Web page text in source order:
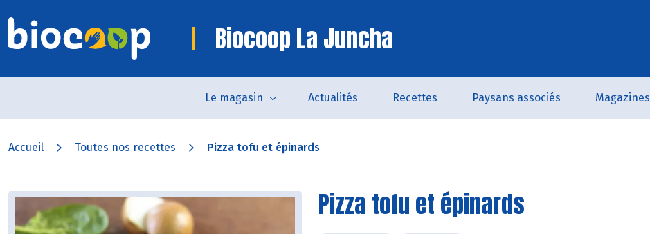
Biocoop La Juncha
Le magasin Actualités Recettes Paysans associés Magazines
Accueil Toutes nos recettes Pizza tofu et épinards
Pizza tofu et épinards